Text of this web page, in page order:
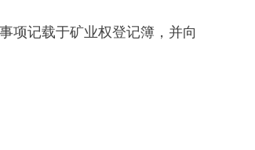
记载于矿业权登记簿，并向